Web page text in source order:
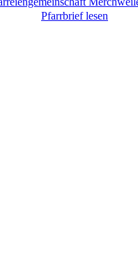
Pfarrbrief lesen